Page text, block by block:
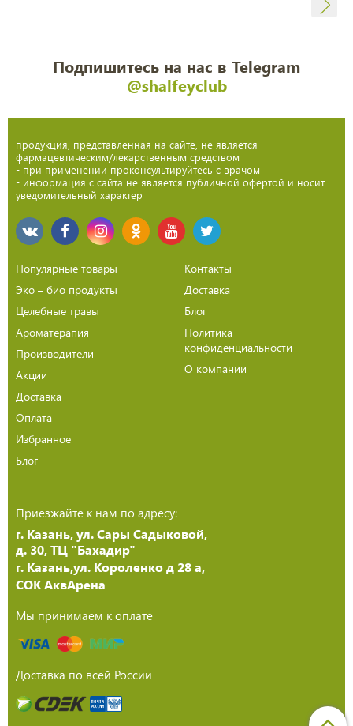
Подпишитесь на нас в Telegram
@shalfeyclub
продукция, представленная на сайте, не является
фармацевтическим/лекарственным средством
- при применении проконсультируйтесь с врачом
- информация с сайта не является публичной офертой и носит
уведомительный характер
Популярные товары
Эко – био продукты
Целебные травы
Ароматерапия
Производители
Акции
Доставка
Оплата
Избранное
Блог
Контакты
Доставка
Блог
Политика
конфиденциальности
О компании
Приезжайте к нам по адресу:
г. Казань, ул. Сары Садыковой,
д. 30, ТЦ "Бахадир"
г. Казань,ул. Короленко д 28 а,
СОК АквАрена
Мы принимаем к оплате
Доставка по всей России